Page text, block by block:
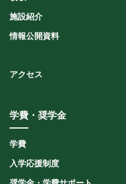
施設紹介
情報公開資料
アクセス
学費・奨学金
学費
入学応援制度